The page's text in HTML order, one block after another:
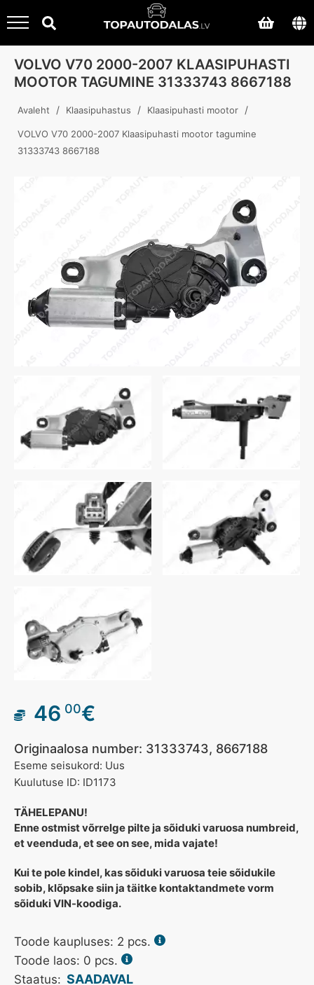
VOLVO V70 2000-2007 KLAASIPUHASTI
MOOTOR TAGUMINE 31333743 8667188
Avaleht / Klaasipuhastus / Klaasipuhasti mootor /
VOLVO V70 2000-2007 Klaasipuhasti mootor tagumine
31333743 8667188
46 00€
Originaalosa number: 31333743, 8667188
Eseme seisukord: Uus
Kuulutuse ID: ID1173
TÄHELEPANU!
Enne ostmist võrrelge pilte ja sõiduki varuosa numbreid,
et veenduda, et see on see, mida vajate!
Kui te pole kindel, kas sõiduki varuosa teie sõidukile
sobib, klõpsake siin ja täitke kontaktandmete vorm
sõiduki VIN-koodiga.
Toode kaupluses: 2 pcs.
Toode laos: 0 pcs.
Staatus: SAADAVAL